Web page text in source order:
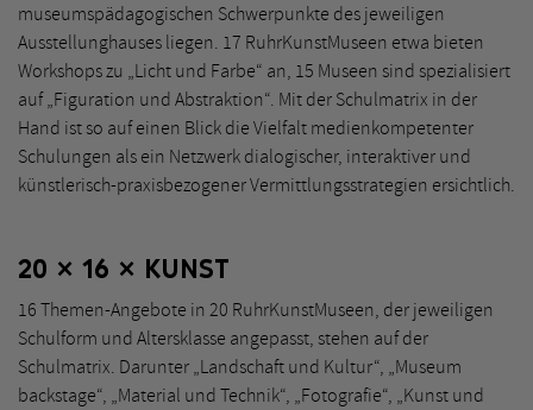
museumspädagogischen Schwerpunkte des jeweiligen
Ausstellunghauses liegen. 17 RuhrKunstMuseen etwa bieten
Workshops zu „Licht und Farbe“ an, 15 Museen sind spezialisiert
auf „Figuration und Abstraktion“. Mit der Schulmatrix in der
Hand ist so auf einen Blick die Vielfalt medienkompetenter
Schulungen als ein Netzwerk dialogischer, interaktiver und
künstlerisch-praxisbezogener Vermittlungsstrategien ersichtlich.
20 × 16 × KUNST
16 Themen-Angebote in 20 RuhrKunstMuseen, der jeweiligen
Schulform und Altersklasse angepasst, stehen auf der
Schulmatrix. Darunter „Landschaft und Kultur“, „Museum
backstage“, „Material und Technik“, „Fotografie“, „Kunst und